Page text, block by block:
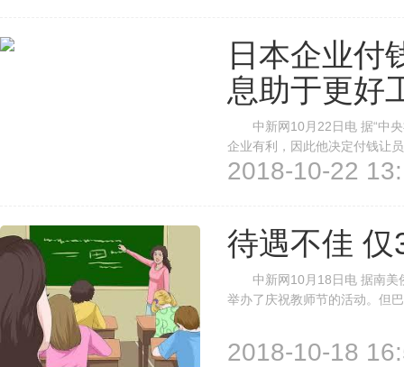
日本企业付
息助于更好
中新网10月22日电 据“中央
企业有利，因此他决定付钱
每周至少5天睡满6小时以上的
2018-10-22
待遇不佳 仅
中新网10月18日电 据南美
举办了庆祝教师节的活动。但
2018-10-18